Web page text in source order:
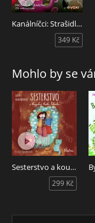
Kanálníčci: Strašidla z podzemí
349 Kč
Mohlo by se
Sesterstvo a kouzelná kočka Fabiola
299 Kč